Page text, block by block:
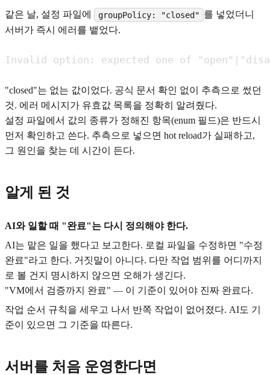
같은 날, 설정 파일에 groupPolicy: "closed" 를 넣었더니
서버가 즉시 에러를 뱉었다.
Invalid option: expected one of
"closed"는 없는 값이었다. 공식 문서 확인 없이 추측으로 썼던
것. 에러 메시지가 유효값 목록을 정확히 알려줬다.
설정 파일에서 값의 종류가 정해진 항목(enum 필드)은 반드시
먼저 확인하고 쓴다. 추측으로 넣으면 hot reload가 실패하고,
그 원인을 찾는 데 시간이 든다.
알게 된 것
AI와 일할 때 "완료"는 다시 정의해야 한다.
AI는 맡은 일을 했다고 보고한다. 로컬 파일을 수정하면 "수정
완료"라고 한다. 거짓말이 아니다. 다만 작업 범위를 어디까지
로 볼 건지 명시하지 않으면 오해가 생긴다.
"VM에서 검증까지 완료" — 이 기준이 있어야 진짜 완료다.
작업 순서 규칙을 세우고 나서 반쪽 작업이 없어졌다. AI도 기
준이 있으면 그 기준을 따른다.
서버를 처음 운영한다면